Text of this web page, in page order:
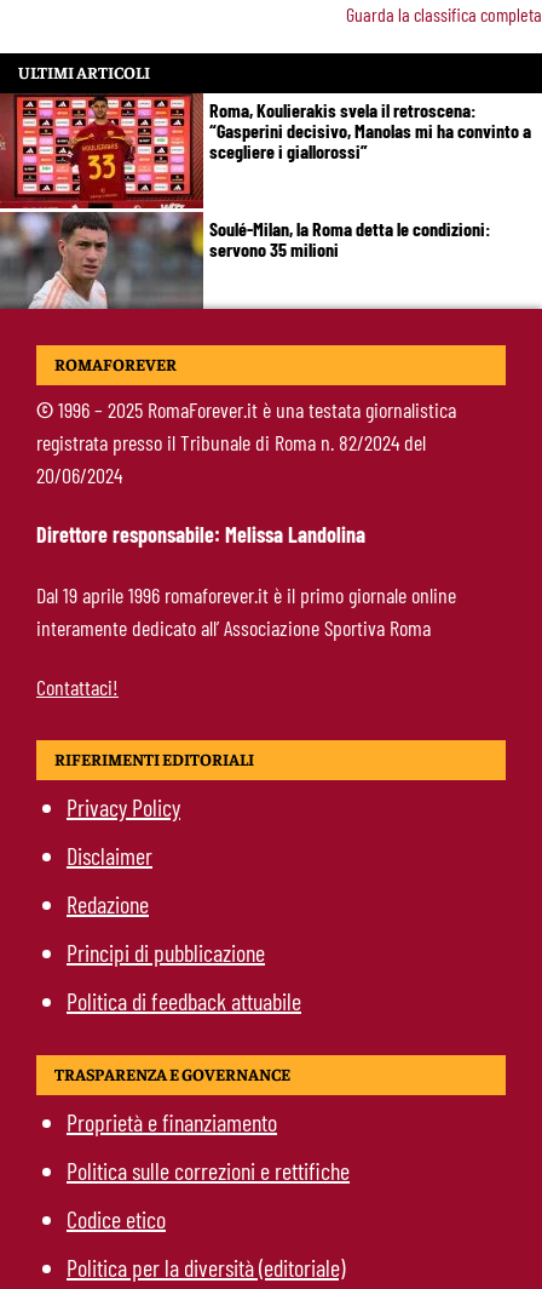
Guarda la classifica completa
ULTIMI ARTICOLI
Roma, Koulierakis svela il retroscena:
“Gasperini decisivo, Manolas mi ha convinto a
scegliere i giallorossi”
Soulé-Milan, la Roma detta le condizioni:
servono 35 milioni
Koulierakis-Roma, impatto immediato: gol e
Calciomercato Roma, scout a Praga per
Fofana: il prezzo fissato dal Lione
ROMAFOREVER
©1996 – 2025 RomaForever.it è una testata giornalistica
registrata presso il Tribunale di Roma n. 82/2024 del
20/06/2024
Direttore responsabile: Melissa Landolina
Dal 19 aprile 1996 romaforever.it è il primo giornale online
interamente dedicato all’ Associazione Sportiva Roma
Contattaci!
RIFERIMENTI EDITORIALI
Privacy Policy
Disclaimer
Redazione
Principi di pubblicazione
Politica di feedback attuabile
TRASPARENZA E GOVERNANCE
Proprietà e finanziamento
Politica sulle correzioni e rettifiche
Codice etico
Politica per la diversità (editoriale)